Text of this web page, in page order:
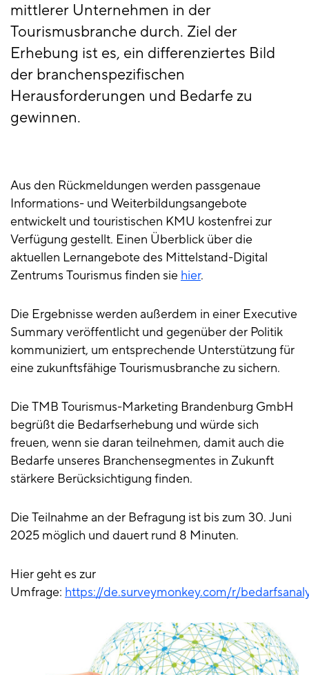
mittlerer Unternehmen in der
Tourismusbranche durch. Ziel der
Erhebung ist es, ein differenziertes Bild
der branchenspezifischen
Herausforderungen und Bedarfe zu
gewinnen.
Aus den Rückmeldungen werden passgenaue
Informations- und Weiterbildungsangebote
entwickelt und touristischen KMU kostenfrei zur
Verfügung gestellt. Einen Überblick über die
aktuellen Lernangebote des Mittelstand-Digital
Zentrums Tourismus finden sie hier.
Die Ergebnisse werden außerdem in einer Executive
Summary veröffentlicht und gegenüber der Politik
kommuniziert, um entsprechende Unterstützung für
eine zukunftsfähige Tourismusbranche zu sichern.
Die TMB Tourismus-Marketing Brandenburg GmbH
begrüßt die Bedarfserhebung und würde sich
freuen, wenn sie daran teilnehmen, damit auch die
Bedarfe unseres Branchensegmentes in Zukunft
stärkere Berücksichtigung finden.
Die Teilnahme an der Befragung ist bis zum 30. Juni
2025 möglich und dauert rund 8 Minuten.
Hier geht es zur
Umfrage: https://de.surveymonkey.com/r/